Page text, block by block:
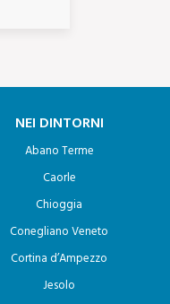
NEI DINTORNI
Abano Terme
Caorle
Chioggia
Conegliano Veneto
Cortina d’Ampezzo
Jesolo